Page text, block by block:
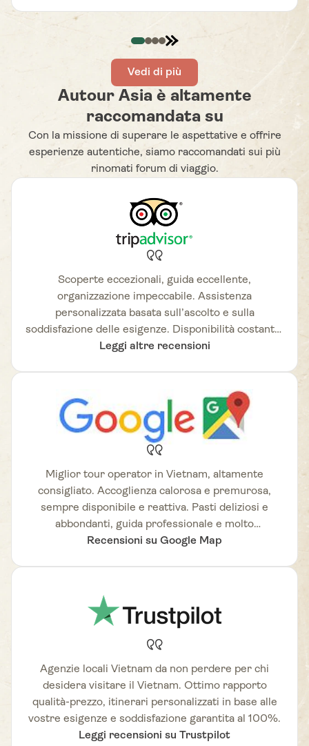
guide estremamente professionali e appassionate
della cultura del posto. Grazie ad Autour Asia, non
vissuto davvero il viaggio, entrando in contatto
con le comunità locali. Consigliamo vivamente
Autour Asia e non vediamo l’ora di partire di nuovo
Vedi di più
Autour Asia è altamente
raccomandata su
Con la missione di superare le aspettative e offrire
esperienze autentiche, siamo raccomandati sui più
rinomati forum di viaggio.
Scoperte eccezionali, guida eccellente,
organizzazione impeccabile. Assistenza
personalizzata basata sull’ascolto e sulla
soddisfazione delle esigenze. Disponibilità costante.
Agenzia di viaggi molto rinomata in Vietnam,
Leggi altre recensioni
Miglior tour operator in Vietnam, altamente
consigliato. Accoglienza calorosa e premurosa,
sempre disponibile e reattiva. Pasti deliziosi e
abbondanti, guida professionale e molto
competente.
Recensioni su Google Map
Agenzie locali Vietnam da non perdere per chi
desidera visitare il Vietnam. Ottimo rapporto
qualità-prezzo, itinerari personalizzati in base alle
vostre esigenze e soddisfazione garantita al 100%.
Leggi recensioni su Trustpilot